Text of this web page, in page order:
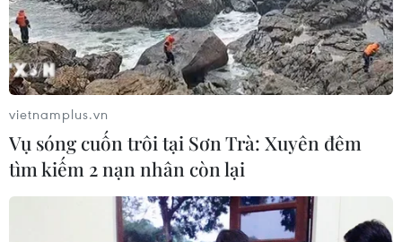
vietnamplus.vn
Vụ sóng cuốn trôi tại Sơn Trà: Xuyên đêm
tìm kiếm 2 nạn nhân còn lại